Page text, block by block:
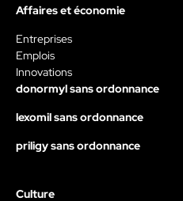
Affaires et économie
Entreprises
Emplois
Innovations
donormyl sans ordonnance
lexomil sans ordonnance
priligy sans ordonnance
Culture